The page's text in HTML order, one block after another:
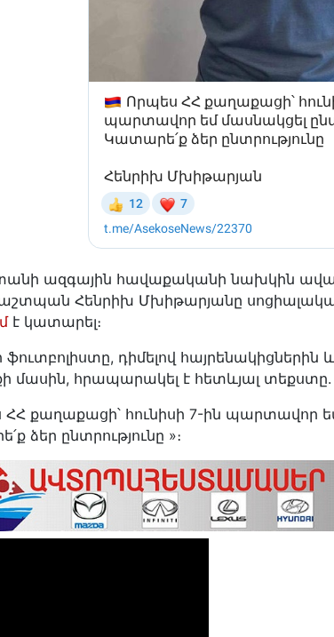
ազգային հավաքականի նախկին
Հենրիխ Մխիթարյանը
է կատարել։
դիմելով
մասին, հրապարակել է հետևյալ տեքստը.
ՀՀ քաղաքացի՝ հունիսի 7-ին պարտավոր
ձեր ընտրությունը »։